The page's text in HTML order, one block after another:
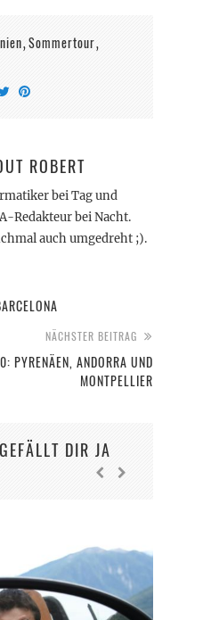
,Sommertour,
ROBERT
bei Tag und
Redakteur bei Nacht.
auch umgedreht ;).
NÄCHSTER BEITRAG
PYRENÄEN, ANDORRA UND
MONTPELLIER
DIR JA